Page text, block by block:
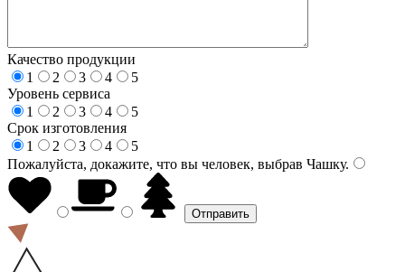
Качество продукции
1
2 3 4
5
Уровень сервиса
1
2 3 4
5
Срок изготовления
1
2 3 4
5
Пожалуйста, докажите, что вы человек, выбрав Чашку.